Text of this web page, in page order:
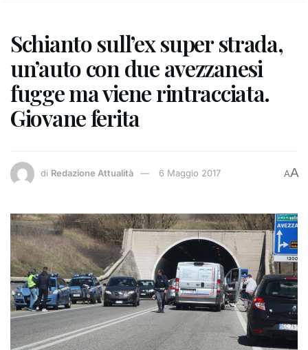
Schianto sull’ex super strada,
un’auto con due avezzanesi
fugge ma viene rintracciata.
Giovane ferita
di Redazione Attualità 6 Maggio 2017 AA